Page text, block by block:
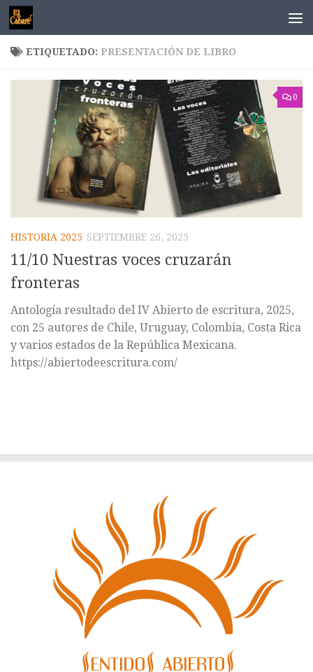
Saltar al contenido
ETIQUETADO: PRESENTACIÓN DE LIBRO
0
HISTORIA 2025 SEPTIEMBRE 26, 2025
11/10 Nuestras voces cruzarán
fronteras
Antología resultado del IV Abierto de escritura, 2025,
con 25 autores de Chile, Uruguay, Colombia, Costa Rica
y varios estados de la República Mexicana.
https://abiertodeescritura.com/